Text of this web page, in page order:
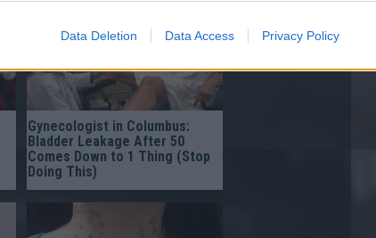
Data Deletion Data Access Privacy Policy
Gynecologist in Columbus:
Bladder Leakage After 50
Comes Down to 1 Thing (Stop
Doing This)